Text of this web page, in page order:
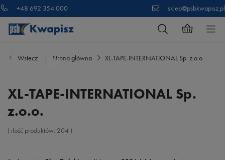
+48 692 354 000 sklep@psbkwapisz.pl
Wstecz Strona główna XL-TAPE-INTERNATIONAL Sp. z.o.o.
XL-TAPE-INTERNATIONAL Sp.
z.o.o.
( ilość produktów: 204 )